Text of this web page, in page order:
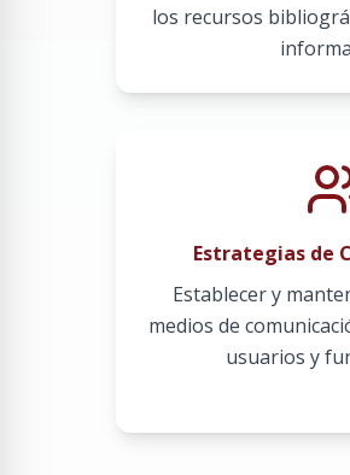
los recursos
Estrategias de
Establecer y
medios de
usuarios y